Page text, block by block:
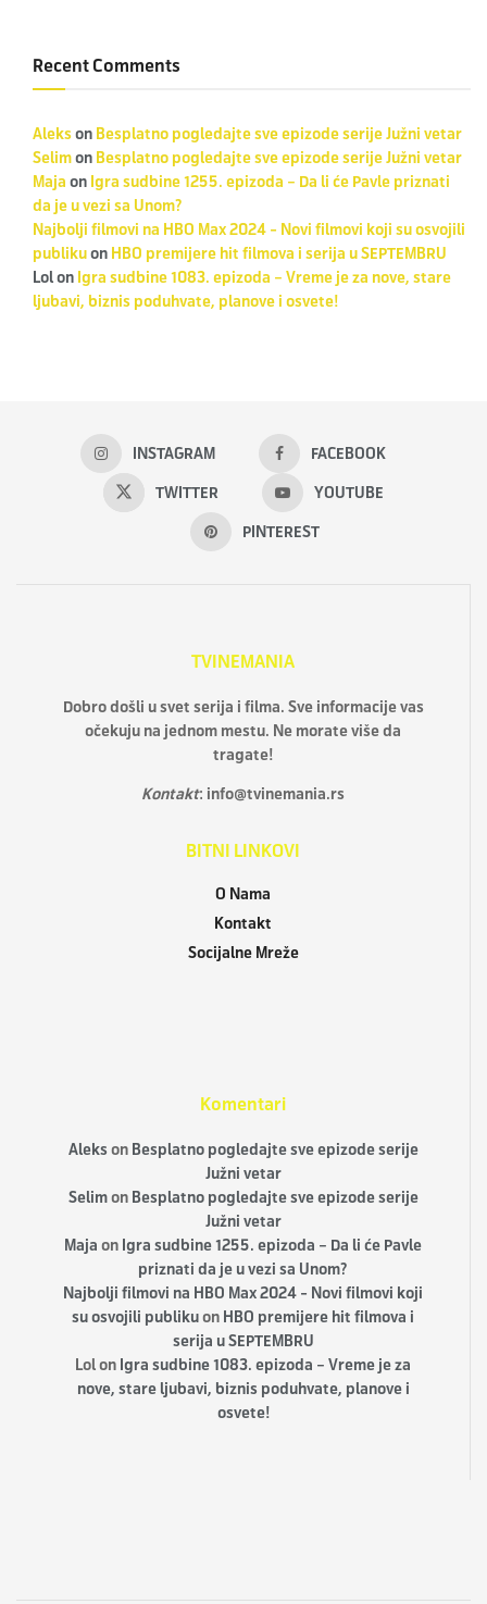
Recent Comments
Alekson Besplatno pogledajte sve epizode serije Južni vetar
Selimon Besplatno pogledajte sve epizode serije Južni vetar
Maja on Igra sudbine 1255. epizoda – Da li će Pavle priznati
da je u vezi sa Unom?
Najbolji filmovi na HBO Max 2024 - Novi filmovi koji su osvojili
publikuon HBO premijere hit filmova i serija u SEPTEMBRU
Lolon Igra sudbine 1083. epizoda – Vreme je za nove, stare
ljubavi, biznis poduhvate, planove i osvete!
INSTAGRAM FACEBOOK
TWITTER YOUTUBE
PINTEREST
TVINEMANIA
Dobro došli u svet serija i filma. Sve informacije vas
očekuju na jednom mestu. Ne morate više da
tragate!
Kontakt: info@tvinemania.rs
BITNI LINKOVI
O Nama
Kontakt
Socijalne Mreže
Komentari
Alekson Besplatno pogledajte sve epizode serije
Južni vetar
Selimon Besplatno pogledajte sve epizode serije
Južni vetar
Maja on Igra sudbine 1255. epizoda – Da li će Pavle
priznati da je u vezi sa Unom?
Najbolji filmovi na HBO Max 2024 - Novi filmovi koji
su osvojili publikuon HBO premijere hit filmova i
serija u SEPTEMBRU
Lolon Igra sudbine 1083. epizoda – Vreme je za
nove, stare ljubavi, biznis poduhvate, planove i
osvete!